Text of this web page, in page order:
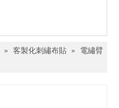
» 客製化刺繡布貼 »
電繡臂